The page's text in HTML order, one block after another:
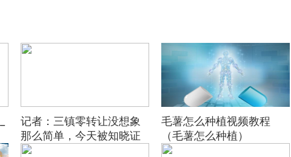
记者：三镇零转让没想象
那么简单，今天被知晓证
明之前努力未果
毛薯怎么种植视频教程
（毛薯怎么种植）